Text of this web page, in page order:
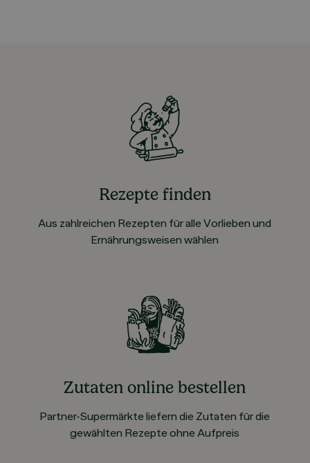
Rezepte finden
Aus zahlreichen Rezepten für alle Vorlieben und
Ernährungsweisen wählen
Zutaten online bestellen
Partner-Supermärkte liefern die Zutaten für die
gewählten Rezepte ohne Aufpreis